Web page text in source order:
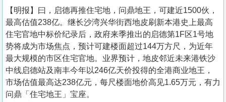
【明报】曰，启德再推住宅地，问鼎地王，可建近1500伙，
最高估值238亿。继长沙湾兴华街西地皮刷新本港史上最高
住宅官地中标价纪录后，政府来季推出的启德第1F区1号地
势将成为市场焦点，预计可建楼面超过144万方尺，为近年
最大规模的市区住宅官地。业界预计，地皮邻近未来港铁沙
中线启德站及南丰今年以246亿天价投得的全港商业地王，
市场估值最高达238亿元，每尺楼面地价高见1.65万元，有力
问鼎「住宅地王」宝座。